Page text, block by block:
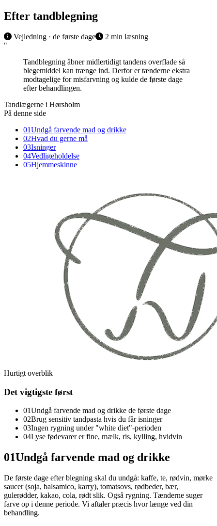
Efter tandblegning
Vejledning · de første dage 2 min læsning
"
Tandblegning åbner midlertidigt tandens overflade så
blegemiddel kan trænge ind. Derfor er tænderne ekstra
modtagelige for misfarvning og kulde de første dage
efter behandlingen.
Tandlægerne i Hørsholm
På denne side
01Undgå farvende mad og drikke
02Hvad du gerne må
03Isninger
04Vedligeholdelse
05Hjemmeskinne
Hurtigt overblik
Det vigtigste først
01Undgå farvende mad og drikke de første dage
02Brug sensitiv tandpasta hvis du får isninger
03Ingen rygning under "white diet"-perioden
04Lyse fødevarer er fine, mælk, ris, kylling, hvidvin
01Undgå farvende mad og drikke
De første dage efter blegning skal du undgå: kaffe, te, rødvin, mørke
saucer (soja, balsamico, karry), tomatsovs, rødbeder, bær,
gulerødder, kakao, cola, rødt slik. Også rygning. Tænderne suger
farve op i denne periode. Vi aftaler præcis hvor længe ved din
behandling.